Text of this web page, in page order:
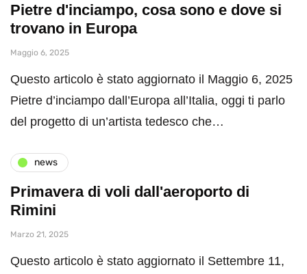
Pietre d'inciampo, cosa sono e dove si
trovano in Europa
Maggio 6, 2025
Questo articolo è stato aggiornato il Maggio 6, 2025
Pietre d’inciampo dall’Europa all’Italia, oggi ti parlo
del progetto di un’artista tedesco che…
news
Primavera di voli dall'aeroporto di
Rimini
Marzo 21, 2025
Questo articolo è stato aggiornato il Settembre 11,